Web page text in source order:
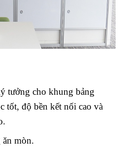
tưởng cho khung bảng
tốt, độ bền kết nối cao và
ăn mòn.